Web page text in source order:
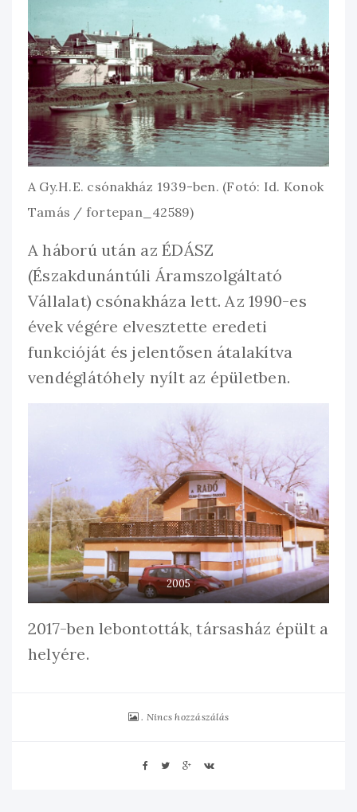
A Gy.H.E. csónakház 1939-ben. (Fotó: Id. Konok
Tamás / fortepan_42589)
A háború után az ÉDÁSZ
(Északdunántúli Áramszolgáltató
Vállalat) csónakháza lett. Az 1990-es
évek végére elvesztette eredeti
funkcióját és jelentősen átalakítva
vendéglátóhely nyílt az épületben.
2005
2017-ben lebontották, társasház épült a
helyére.
Nincs hozzászálás